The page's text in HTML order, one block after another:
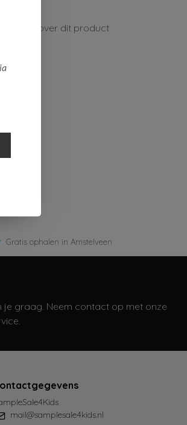
op over dit product
Gratis ophalen in Amstelveen
je graag. Neem contact op met onze
mail@samplesale4kids.nl